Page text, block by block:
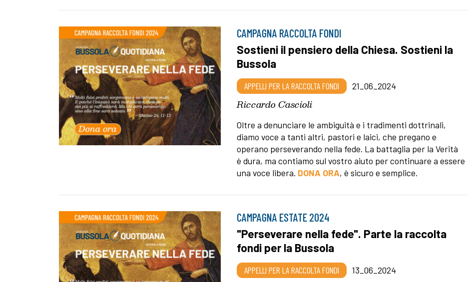
CAMPAGNA RACCOLTA FONDI
Sostieni il pensiero della Chiesa. Sostieni la
Bussola
APPELLI PER LA RACCOLTA FONDI 21_06_2024
Riccardo Cascioli
Oltre a denunciare le ambiguità e i tradimenti dottrinali,
diamo voce a tanti altri, pastori e laici, che pregano e
operano perseverando nella fede. La battaglia per la Verità
è dura, ma contiamo sul vostro aiuto per continuare a essere
una voce libera. DONA ORA, è sicuro e semplice.
CAMPAGNA ESTATE 2024
"Perseverare nella fede". Parte la raccolta
fondi per la Bussola
APPELLI PER LA RACCOLTA FONDI 13_06_2024